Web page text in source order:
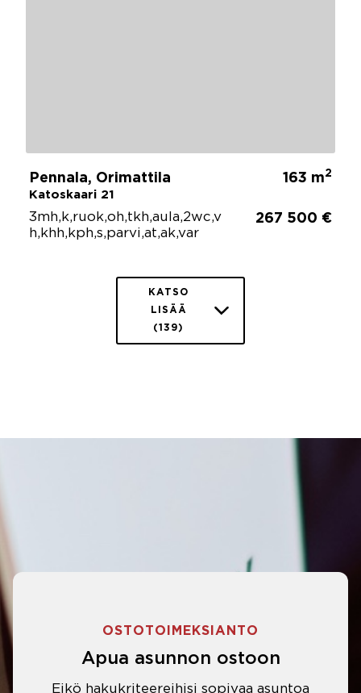
Pennala, Orimattila
Katoskaari 21
163 m2
3mh,k,ruok,oh,tkh,aula,2wc,v
h,khh,kph,s,parvi,at,ak,var
267 500 €
KATSO
LISÄÄ
(139)
OSTOTOIMEKSIANTO
Apua asunnon ostoon
Eikö hakukriteereihisi sopivaa asuntoa